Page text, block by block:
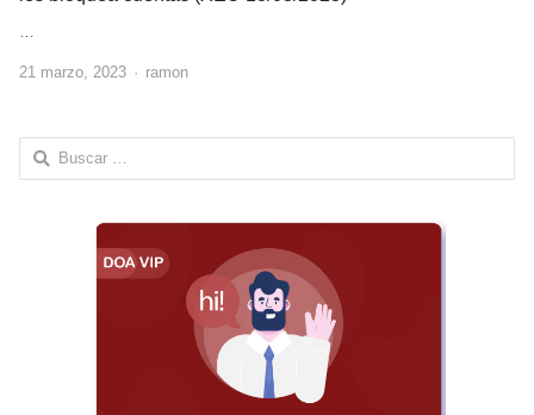
21 marzo, 2023 Author
ramon
Buscar: